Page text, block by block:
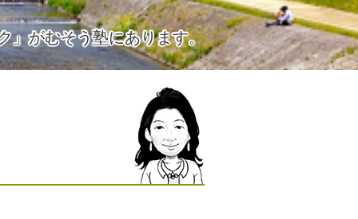
」がむそう塾にあります。